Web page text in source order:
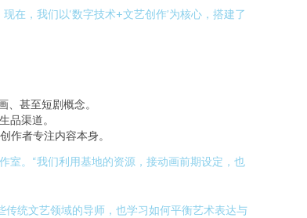
在，我们以‘数字技术+文艺创作’为核心，搭建了
甚至短剧概念。
品渠道。
作者专注内容本身。
室。“我们利用基地的资源，接动画前期设定，也
统文艺领域的导师，也学习如何平衡艺术表达与